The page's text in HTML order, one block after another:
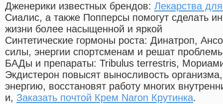
Дженерики известных брендов: Лекарства
Сиалис, а также Попперсы помогут сделать
жизни более насыщенной и яркой
Синтетические гормоны роста: Динатроп,
силы, энергии спортсменам и решат
БАДы и препараты: Tribulus terrestris,
Экдистерон повысят выносливость
энергию, восстановят работу многих
и, Заказать почтой Крем Naron Крутинка.